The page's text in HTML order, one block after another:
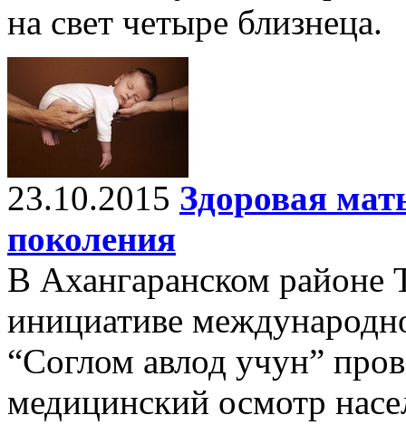
на свет четыре близнеца.
23.10.2015 Здоровая
поколения
В Ахангаранском районе
инициативе
“Соглом авлод учун”
медицинский осмотр